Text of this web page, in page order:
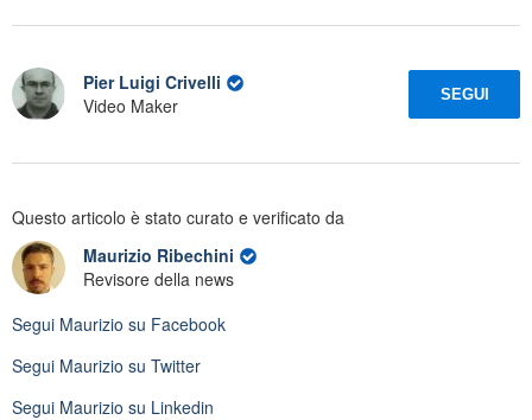
Pier Luigi Crivelli
Video Maker
SEGUI
Questo articolo è stato curato e verificato da
Maurizio Ribechini
Revisore della news
Segui Maurizio su Facebook
Segui Maurizio su Twitter
Segui Maurizio su Linkedin